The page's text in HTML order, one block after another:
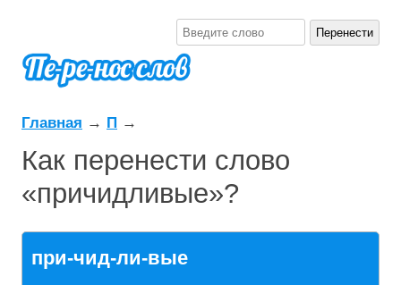
Главная → П →
Как перенести слово
«причидливые»?
при-чид-ли-вые